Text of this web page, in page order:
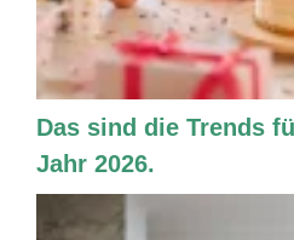
Das sind die Trends
Jahr 2026.